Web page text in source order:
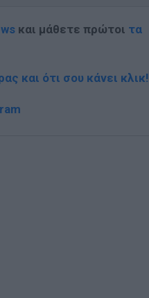
και μάθετε πρώτοι τα
και ότι σου κάνει κλικ!